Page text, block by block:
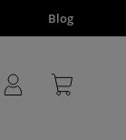
Blog